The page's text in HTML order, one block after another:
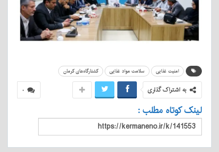
امنیت غذایی سلامت مواد غذایی کشتارگاه‌های کرمان
۰ به اشتراک گذاری
لینک کوتاه مطلب :